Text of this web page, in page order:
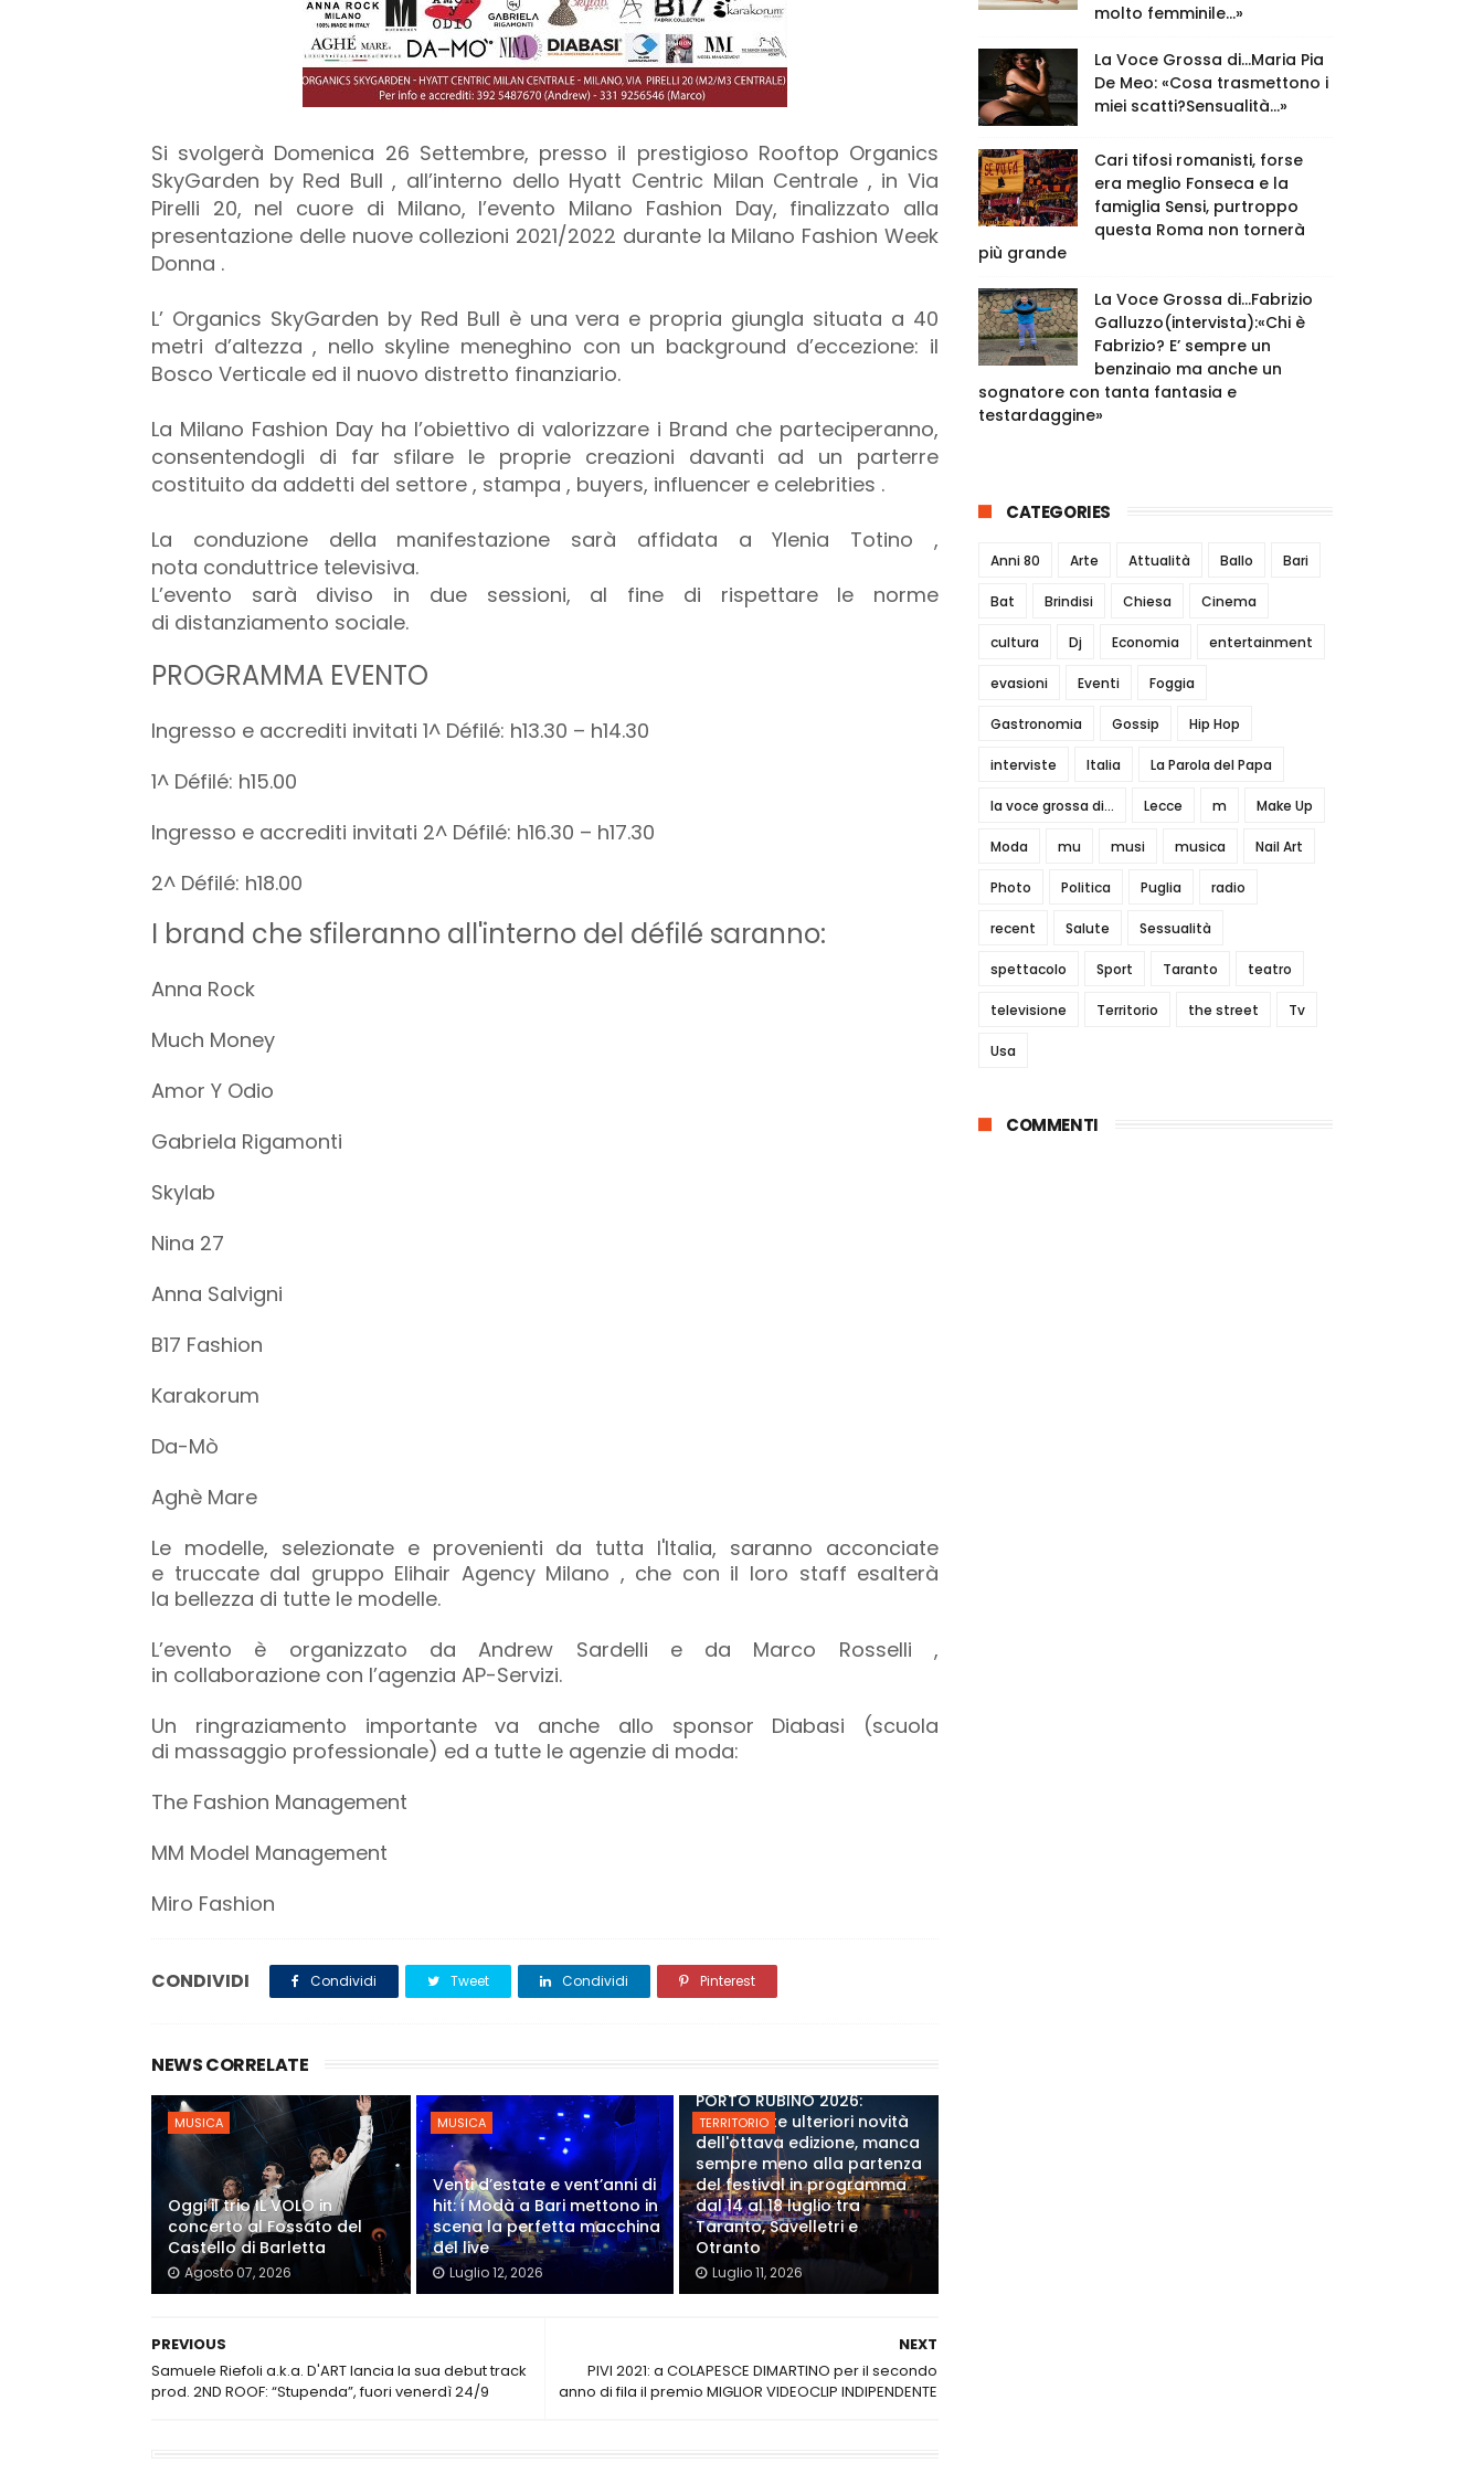
Si svolgerà Domenica 26 Settembre, presso il prestigioso Rooftop Organics
SkyGarden by Red Bull , all’interno dello Hyatt Centric Milan Centrale , in Via
Pirelli 20, nel cuore di Milano, l’evento Milano Fashion Day, finalizzato alla
presentazione delle nuove collezioni 2021/2022 durante la Milano Fashion Week
Donna .
L’ Organics SkyGarden by Red Bull è una vera e propria giungla situata a 40
metri d’altezza , nello skyline meneghino con un background d’eccezione: il
Bosco Verticale ed il nuovo distretto finanziario.
La Milano Fashion Day ha l’obiettivo di valorizzare i Brand che parteciperanno,
consentendogli di far sfilare le proprie creazioni davanti ad un parterre
costituito da addetti del settore , stampa , buyers, influencer e celebrities .
La conduzione della manifestazione sarà affidata a Ylenia Totino ,
nota conduttrice televisiva.
L’evento sarà diviso in due sessioni, al fine di rispettare le norme
di distanziamento sociale.
PROGRAMMA EVENTO
Ingresso e accrediti invitati 1^ Défilé: h13.30 – h14.30
1^ Défilé: h15.00
Ingresso e accrediti invitati 2^ Défilé: h16.30 – h17.30
2^ Défilé: h18.00
I brand che sfileranno all'interno del défilé saranno:
Anna Rock
Much Money
Amor Y Odio
Gabriela Rigamonti
Skylab
Nina 27
Anna Salvigni​
B17 Fashion
Karakorum
Da-Mò
Aghè Mare
Le modelle, selezionate e provenienti da tutta l'Italia, saranno acconciate
e truccate dal gruppo Elihair Agency Milano , che con il loro staff esalterà
la bellezza di tutte le modelle.
L’evento è organizzato da Andrew Sardelli e da Marco Rosselli ,
in collaborazione con l’agenzia AP-Servizi.
Un ringraziamento importante va anche allo sponsor Diabasi (scuola
di massaggio professionale) ed a tutte le agenzie di moda:
The Fashion Management
MM Model Management
Miro Fashion
CONDIVIDI Condividi Tweet Condividi Pinterest
NEWS CORRELATE
MUSICA
Oggi il trio IL VOLO in
concerto al Fossato del
Castello di Barletta
Agosto 07, 2026
MUSICA
Venti d’estate e vent’anni di
hit: i Modà a Bari mettono in
scena la perfetta macchina
del live
Luglio 12, 2026
TERRITORIO
PORTO RUBINO 2026:
Annunciate ulteriori novità
dell'ottava edizione, manca
sempre meno alla partenza
del festival in programma
dal 14 al 18 luglio tra
Taranto, Savelletri e
Otranto
Luglio 11, 2026
NEXT
PIVI 2021: a COLAPESCE DIMARTINO per il secondo
anno di fila il premio MIGLIOR VIDEOCLIP INDIPENDENTE
PREVIOUS
Samuele Riefoli a.k.a. D'ART lancia la sua debut track
prod. 2ND ROOF: “Stupenda”, fuori venerdì 24/9
molto femminile…»
La Voce Grossa di…Maria Pia
De Meo: «Cosa trasmettono i
miei scatti?Sensualità…»
Cari tifosi romanisti, forse
era meglio Fonseca e la
famiglia Sensi, purtroppo
questa Roma non tornerà
più grande
La Voce Grossa di…Fabrizio
Galluzzo(intervista):«Chi è
Fabrizio? E’ sempre un
benzinaio ma anche un
sognatore con tanta fantasia e
testardaggine»
CATEGORIES
Anni 80 Arte Attualità Ballo Bari
Bat Brindisi Chiesa Cinema
cultura Dj Economia entertainment
evasioni Eventi Foggia
Gastronomia Gossip Hip Hop
interviste Italia La Parola del Papa
la voce grossa di... Lecce m Make Up
Moda mu musi musica Nail Art
Photo Politica Puglia radio
recent Salute Sessualità
spettacolo Sport Taranto teatro
televisione Territorio the street Tv
Usa
COMMENTI